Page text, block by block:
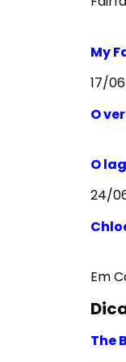
My
17/06
O
O
24/
Em
The